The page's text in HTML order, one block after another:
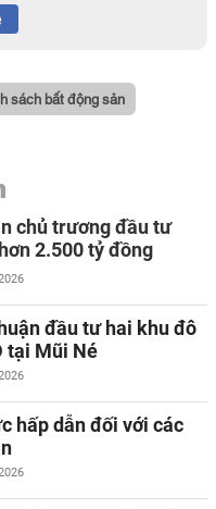
sách bất động sản
chủ trương đầu tư
2.500 tỷ đồng
đầu tư hai khu đô
tại Mũi Né
hấp dẫn đối với các